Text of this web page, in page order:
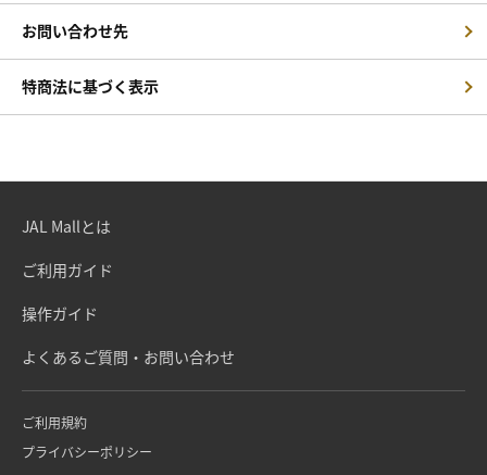
お問い合わせ先
特商法に基づく表示
JAL Mallとは
ご利用ガイド
操作ガイド
よくあるご質問・お問い合わせ
ご利用規約
プライバシーポリシー